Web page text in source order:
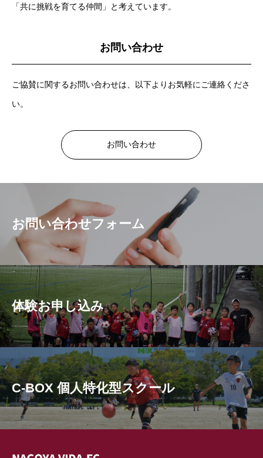
「共に挑戦を育てる仲間」と考えています。
お問い合わせ
ご協賛に関するお問い合わせは、以下よりお気軽にご連絡くださ
い。
お問い合わせ
お問い合わせフォーム
体験お申し込み
C-BOX 個人特化型スクール